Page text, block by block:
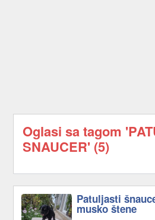
Oglasi sa tagom
SNAUCER' (5)
Patuljasti
musko štene